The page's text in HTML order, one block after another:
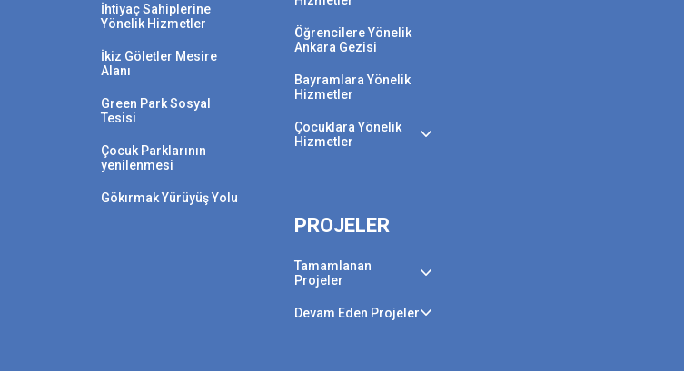
İhtiyaç Sahiplerine
Yönelik Hizmetler
İkiz Göletler Mesire
Alanı
Green Park Sosyal
Tesisi
Çocuk Parklarının
yenilenmesi
Gökırmak Yürüyüş Yolu
Öğrencilere Yönelik
Ankara Gezisi
Bayramlara Yönelik
Hizmetler
Çocuklara Yönelik
Hizmetler
PROJELER
Tamamlanan
Projeler
Devam Eden Projeler